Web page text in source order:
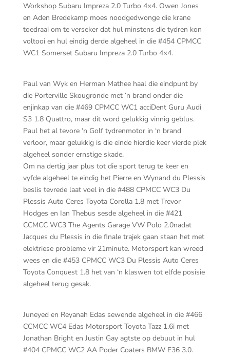
Workshop Subaru Impreza 2.0 Turbo 4×4. Owen Jones
en Aden Bredekamp moes noodgedwonge die krane
toedraai om te verseker dat hul minstens die tydren kon
voltooi en hul eindig derde algeheel in die #454 CPMCC
WC1 Somerset Subaru Impreza 2.0 Turbo 4×4.
Paul van Wyk en Herman Mathee haal die eindpunt by
die Porterville Skougronde met ‘n brand onder die
enjinkap van die #469 CPMCC WC1 acciDent Guru Audi
S3 1.8 Quattro, maar dit word gelukkig vinnig geblus.
Paul het al tevore ‘n Golf tydrenmotor in ‘n brand
verloor, maar gelukkig is die einde hierdie keer vierde plek
algeheel sonder ernstige skade.
Om na dertig jaar plus tot die sport terug te keer en
vyfde algeheel te eindig het Pierre en Wynand du Plessis
beslis tevrede laat voel in die #488 CPMCC WC3 Du
Plessis Auto Ceres Toyota Corolla 1.8 met Trevor
Hodges en Ian Thebus sesde algeheel in die #421
CCMCC WC3 The Agents Garage VW Polo 2.0nadat
Jacques du Plessis in die finale trajek gaan staan het met
elektriese probleme vir 21minute. Motorsport kan wreed
wees en die #453 CPMCC WC3 Du Plessis Auto Ceres
Toyota Conquest 1.8 het van ‘n klaswen tot elfde posisie
algeheel terug gesak.
Juneyed en Reyanah Edas sewende algeheel in die #466
CCMCC WC4 Edas Motorsport Toyota Tazz 1.6i met
Jonathan Bright en Justin Gay agtste op debuut in hul
#404 CPMCC WC2 AA Poder Coaters BMW E36 3.0.